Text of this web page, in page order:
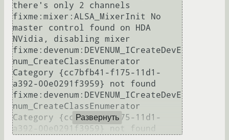
there's only 2 channels
fixme:mixer:ALSA_MixerInit No
master control found on HDA
NVidia, disabling mixer
fixme:devenum:DEVENUM_ICreateDevE
num_CreateClassEnumerator
Category {cc7bfb41-f175-11d1-
a392-00e0291f3959} not found
fixme:devenum:DEVENUM_ICreateDevE
num_CreateClassEnumerator
Category {cc7bfb46-f175-11d1-
a392-00e0291f3959} not found
Развернуть